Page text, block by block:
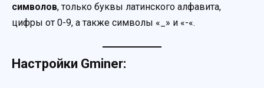
символов, только буквы латинского алфавита,
цифры от 0-9, а также символы «_» и «-«.
Настройки Gminer: